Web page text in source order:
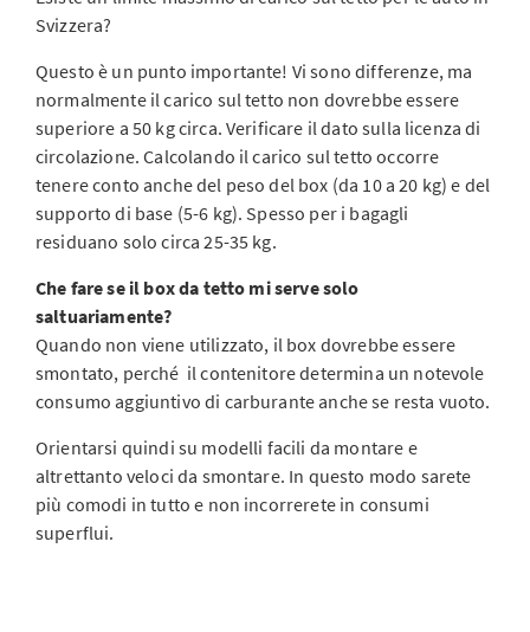
Svizzera?
Questo è un punto importante! Vi sono differenze, ma
normalmente il carico sul tetto non dovrebbe essere
superiore a 50 kg circa. Verificare il dato sulla licenza di
circolazione. Calcolando il carico sul tetto occorre
tenere conto anche del peso del box (da 10 a 20 kg) e del
supporto di base (5-6 kg). Spesso per i bagagli
residuano solo circa 25-35 kg.
Che fare se il box da tetto mi serve solo
saltuariamente?
Quando non viene utilizzato, il box dovrebbe essere
smontato, perché il contenitore determina un notevole
consumo aggiuntivo di carburante anche se resta vuoto.
Orientarsi quindi su modelli facili da montare e
altrettanto veloci da smontare. In questo modo sarete
più comodi in tutto e non incorrerete in consumi
superflui.